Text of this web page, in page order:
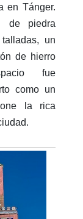
en Tánger.
de piedra
un
de hierro
fue
como un
la rica